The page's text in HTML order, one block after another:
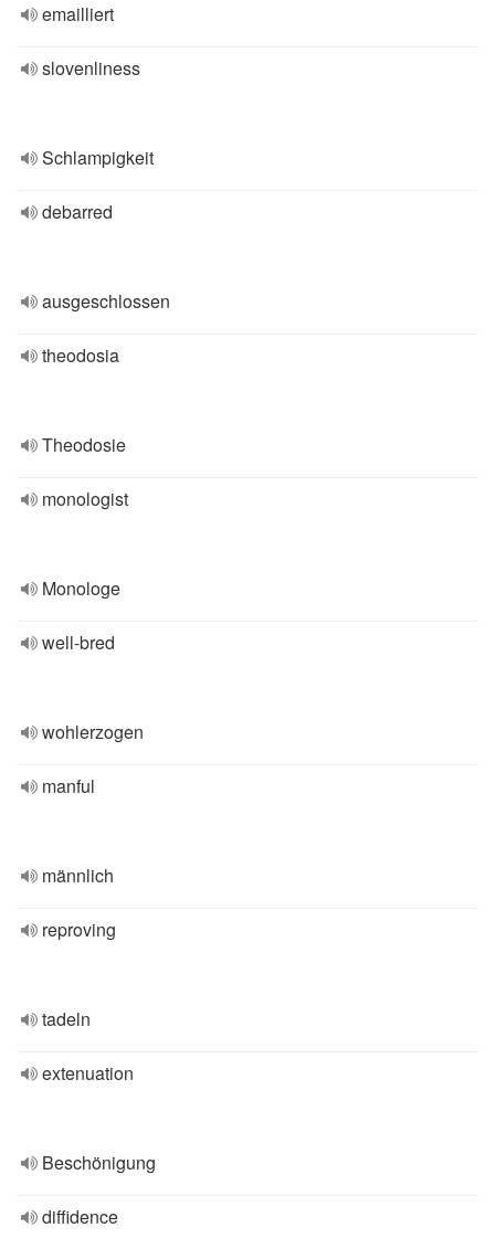
emailliert
slovenliness
Schlampigkeit
debarred
ausgeschlossen
theodosia
Theodosie
monologist
Monologe
well-bred
wohlerzogen
manful
männlich
reproving
tadeln
extenuation
Beschönigung
diffidence